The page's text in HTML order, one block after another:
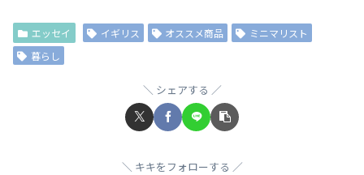
エッセイ イギリス オススメ商品
ミニマリスト
暮らし
シェアする
キキをフォローする